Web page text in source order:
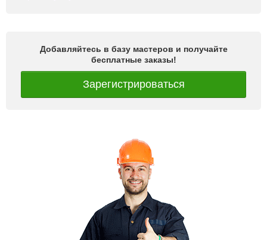
Добавляйтесь в базу мастеров и получайте
бесплатные заказы!
Зарегистрироваться